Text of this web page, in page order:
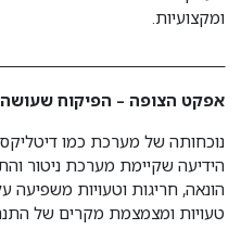
ומקצועיות.
אפקט הצופה – הפיקוח
נוכחותה של מערכת כמו
הידיעה שקיימת מערכת ניטור
הונאה, חריגות וטעויות
טעויות ומצמצמת מקרים של